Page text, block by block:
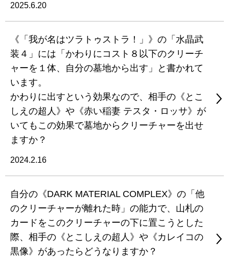
2025.6.20
《「我が名はツラトゥストラ！」》の「水晶武
装４」には「かわりにコスト８以下のクリーチ
ャーを１体、自分の墓地から出す」と書かれて
います。
かわりに出すという効果なので、相手の《とこ
しえの超人》や《赤い稲妻 テスタ・ロッサ》が
いてもこの効果で墓地からクリーチャーを出せ
ますか？
2024.2.16
自分の《DARK MATERIAL COMPLEX》の「他
のクリーチャーが離れた時」の能力で、山札の
カードをこのクリーチャーの下に置こうとした
際、相手の《とこしえの超人》や《カレイコの
黒像》があったらどうなりますか？